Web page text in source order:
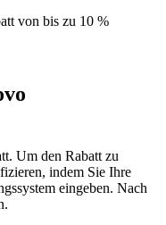
von bis zu 10 %
Um den Rabatt zu
indem Sie Ihre
eingeben. Nach